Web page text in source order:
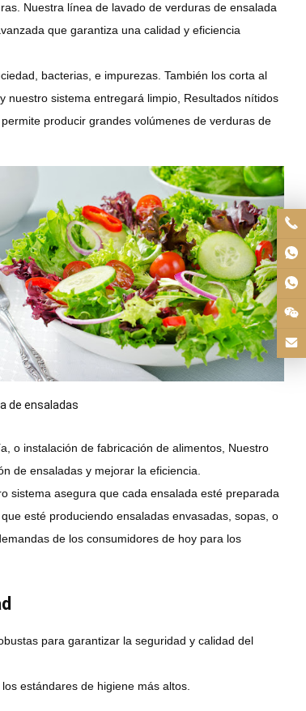
Nuestra línea de lavado de verduras de ensalada
que garantiza una calidad y eficiencia
bacterias, e impurezas. También los corta al
nuestro sistema entregará limpio, Resultados nítidos
producir grandes volúmenes de verduras de
de ensaladas
o instalación de fabricación de alimentos, Nuestro
de ensaladas y mejorar la eficiencia.
sistema asegura que cada ensalada esté preparada
esté produciendo ensaladas envasadas, sopas, o
de los consumidores de hoy para los
para garantizar la seguridad y calidad del
estándares de higiene más altos.